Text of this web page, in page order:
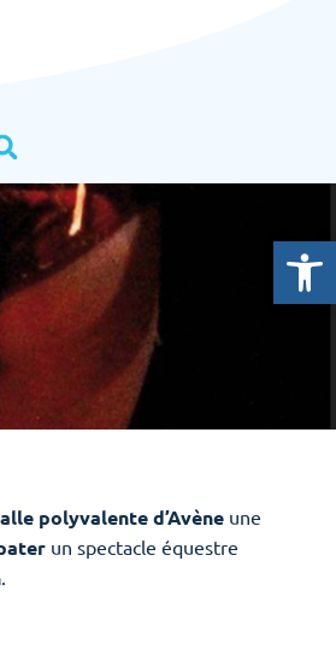
Ouvrir
polyvalente d’Avène une
un spectacle équestre